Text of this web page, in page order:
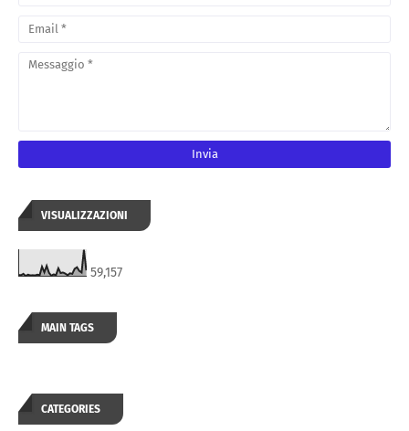
VISUALIZZAZIONI
59,157
MAIN TAGS
CATEGORIES